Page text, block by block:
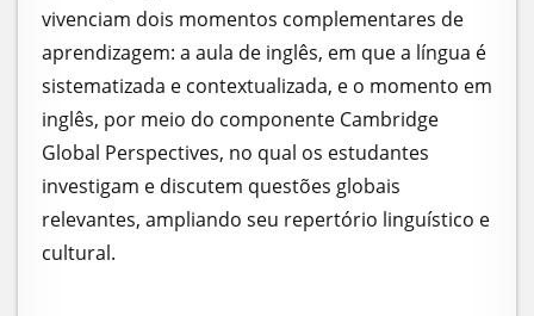
vivenciam dois momentos complementares de
aprendizagem: a aula de inglês, em que a língua é
sistematizada e contextualizada, e o momento em
inglês, por meio do componente Cambridge
Global Perspectives, no qual os estudantes
investigam e discutem questões globais
relevantes, ampliando seu repertório linguístico e
cultural.